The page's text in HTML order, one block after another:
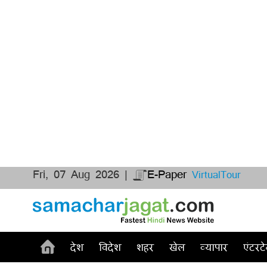
Fri, 07 Aug 2026 | E-Paper VirtualTour
देश विदेश शहर खेल व्यापार